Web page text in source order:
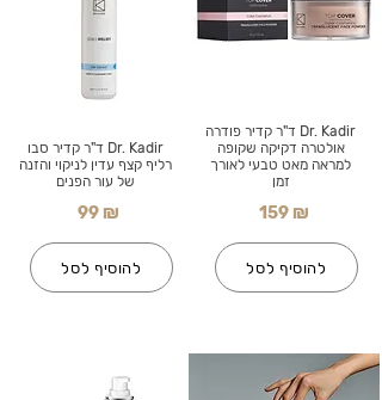
Dr. Kadir ד"ר קדיר סבו
רליף קצף עדין לניקוי והזנה
של עור הפנים
99 ₪
להוסיף לסל
Dr. Kadir ד"ר קדיר פודרה
אולטרה דקיקה שקופה
למראה מאט טבעי לאורך
זמן
159 ₪
להוסיף לסל